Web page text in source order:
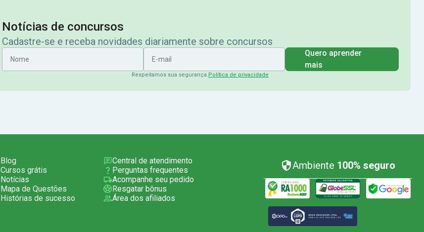
Notícias de concursos
Cadastre-se e receba novidades diariamente sobre concursos
Nome
E-mail
Quero aprender
mais
Respeitamos sua segurança.Política de privacidade
Blog
Cursos grátis
Notícias
Mapa de Questões
Histórias de sucesso
Central de atendimento
Perguntas frequentes
Acompanhe seu pedido
Resgatar bônus
Área dos afiliados
Ambiente 100% seguro